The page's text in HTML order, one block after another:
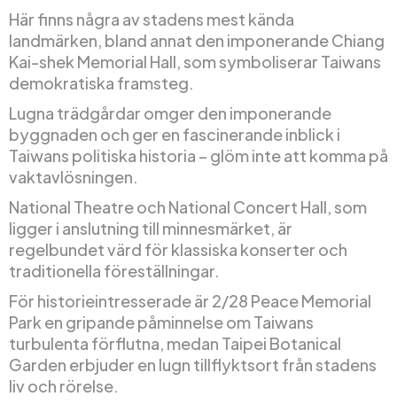
Här finns några av stadens mest kända
landmärken, bland annat den imponerande Chiang
Kai-shek Memorial Hall, som symboliserar Taiwans
demokratiska framsteg.
Lugna trädgårdar omger den imponerande
byggnaden och ger en fascinerande inblick i
Taiwans politiska historia – glöm inte att komma på
vaktavlösningen.
National Theatre och National Concert Hall, som
ligger i anslutning till minnesmärket, är
regelbundet värd för klassiska konserter och
traditionella föreställningar.
För historieintresserade är 2/28 Peace Memorial
Park en gripande påminnelse om Taiwans
turbulenta förflutna, medan Taipei Botanical
Garden erbjuder en lugn tillflyktsort från stadens
liv och rörelse.